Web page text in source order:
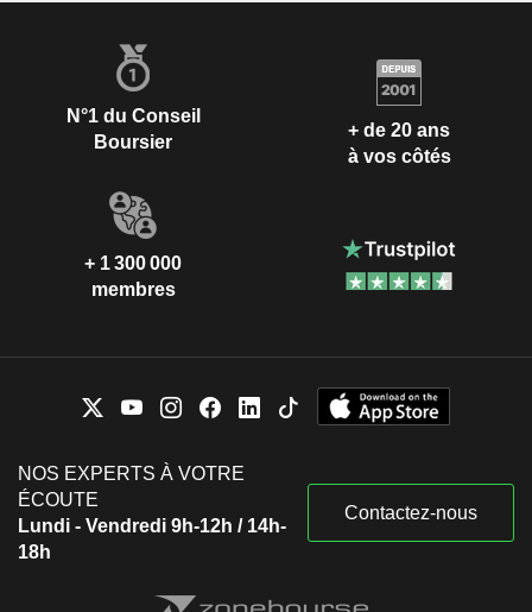
N°1 du Conseil
Boursier
+ de 20 ans
à vos côtés
+ 1 300 000
membres
NOS EXPERTS À VOTRE
ÉCOUTE
Lundi - Vendredi 9h-12h / 14h-
18h
Contactez-nous